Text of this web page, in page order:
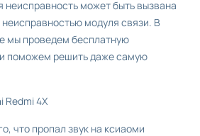
неисправность может быть вызвана
модуля связи. В
мы проведем бесплатную
поможем решить даже самую
Redmi 4X
что пропал звук на ксиаоми